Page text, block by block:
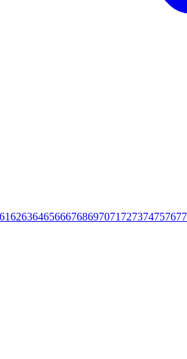
6162636465666768697071 727374757677